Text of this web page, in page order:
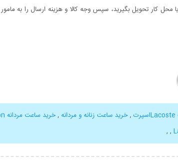
کار تحویل بگیرید، سپس وجه کالا و هزینه ارسال را به
,خرید ساعت زنانه و مردانه ,خرید ساعت مردانه Romanson
,
,